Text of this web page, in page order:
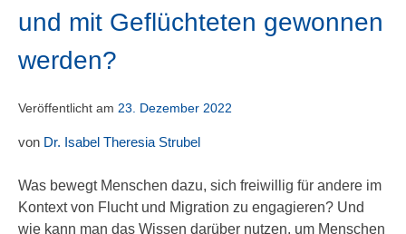
und mit Geflüchteten gewonnen
werden?
Veröffentlicht am 23. Dezember 2022
von Dr. Isabel Theresia Strubel
Was bewegt Menschen dazu, sich freiwillig für andere im
Kontext von Flucht und Migration zu engagieren? Und
wie kann man das Wissen darüber nutzen, um Menschen